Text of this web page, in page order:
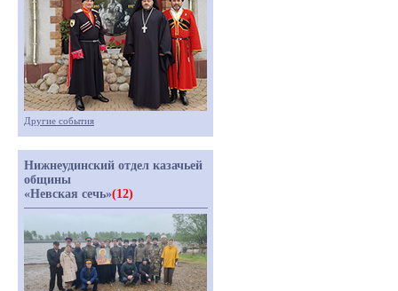
Другие события
Нижнеудинский отдел казачьей
общины
«Невская сечь»(12)